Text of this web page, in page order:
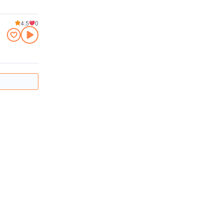
4.5 0